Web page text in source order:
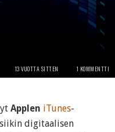
13 VUOTTA SITTEN 1 KOMMENTTI
Applen iTunes-
digitaalisen